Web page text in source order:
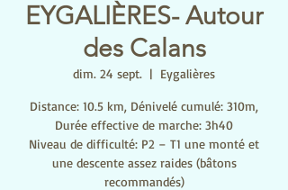
EYGALIÈRES- Autour
des Calans
dim. 24 sept.
  |
Eygalières
Distance: 10.5 km, Dénivelé cumulé: 310m,
Durée effective de marche: 3h40
Niveau de difficulté: P2 – T1 une monté et
une descente assez raides (bâtons
recommandés)